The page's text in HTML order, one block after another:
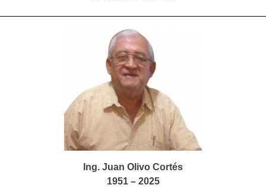
Ing. Juan Olivo Cortés
1951 – 2025